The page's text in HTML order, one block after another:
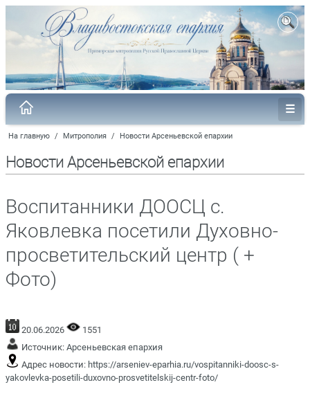
На главную / Митрополия / Новости Арсеньевской епархии
Новости Арсеньевской епархии
Воспитанники ДООСЦ с.
Яковлевка посетили Духовно-
просветительский центр ( +
Фото)
20.06.2026
1551
Источник: Арсеньевская епархия
Адрес новости: https://arseniev-eparhia.ru/vospitanniki-doosc-s-
yakovlevka-posetili-duxovno-prosvetitelskij-centr-foto/